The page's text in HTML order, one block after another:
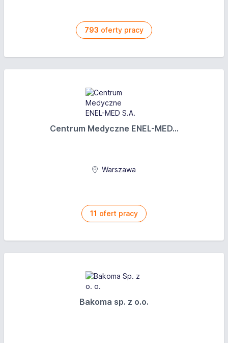
793 oferty pracy
Centrum Medyczne ENEL-MED...
Warszawa
11 ofert pracy
Bakoma sp. z o.o.